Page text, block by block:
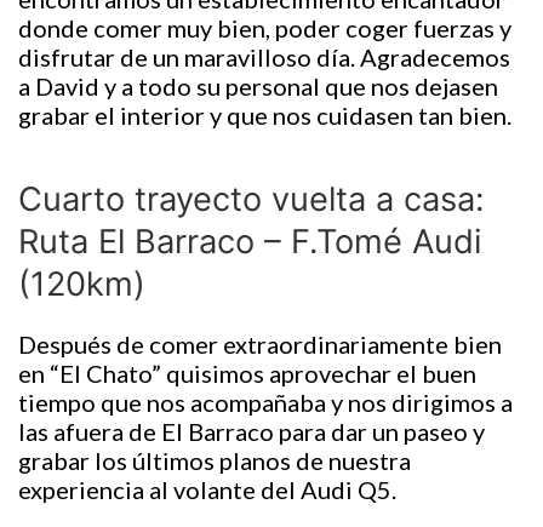
donde comer muy bien, poder coger fuerzas y
disfrutar de un maravilloso día. Agradecemos
a David y a todo su personal que nos dejasen
grabar el interior y que nos cuidasen tan bien.
Cuarto trayecto vuelta a casa:
Ruta El Barraco – F.Tomé Audi
(120km)
Después de comer extraordinariamente bien
en “El Chato” quisimos aprovechar el buen
tiempo que nos acompañaba y nos dirigimos a
las afuera de El Barraco para dar un paseo y
grabar los últimos planos de nuestra
experiencia al volante del Audi Q5.